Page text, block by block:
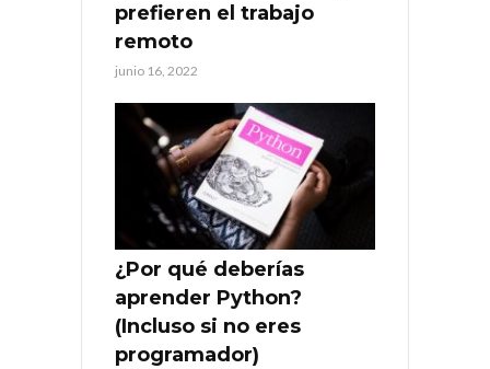
prefieren el trabajo
remoto
junio 16, 2022
¿Por qué deberías
aprender Python?
(Incluso si no eres
programador)